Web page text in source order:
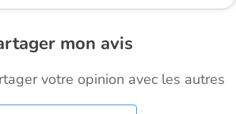
mon avis
votre opinion avec les autres